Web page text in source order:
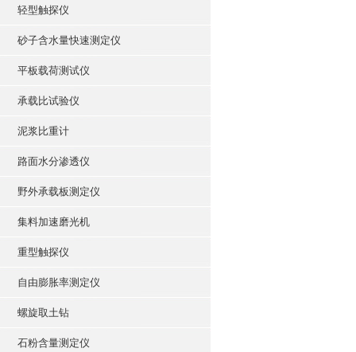
轻型触探仪
砂子含水量快速测定仪
平板载荷测试仪
承载比试验仪
泥浆比重计
路面水分渗透仪
野外承载板测定仪
集料加速磨光机
重型触探仪
自由膨胀率测定仪
螺旋取土钻
石粉含量测定仪